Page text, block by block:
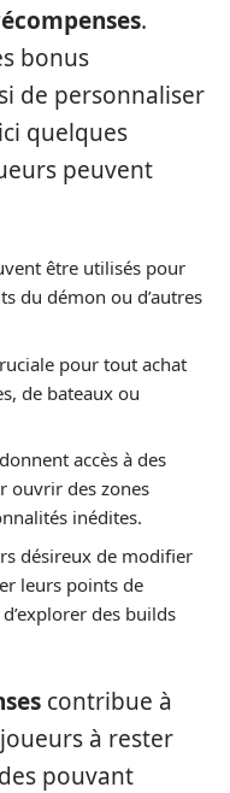
.
bonus
de personnaliser
quelques
peuvent
être utilisés pour
du démon ou d’autres
pour tout achat
de bateaux ou
accès à des
ouvrir des zones
inédites.
désireux de modifier
leurs points de
des builds
contribue à
à rester
pouvant